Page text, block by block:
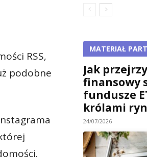
RSS,
podobne
MATERIAŁ
Jak
finansowy
fundusze
królami
24/07/2026